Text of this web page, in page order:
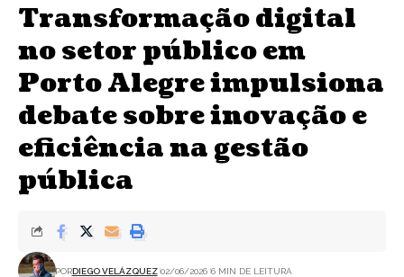
Transformação digital
no setor público em
Porto Alegre impulsiona
debate sobre inovação e
eficiência na gestão
pública
PORDIEGO VELÁZQUEZ 02/06/2026 6 MIN DE LEITURA